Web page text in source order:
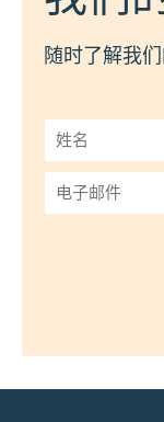
随时了解我
姓
名
*
子